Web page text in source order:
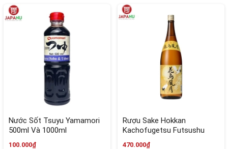
Nước Sốt Tsuyu Yamamori
500ml Và 1000ml
100.000₫
Rượu Sake Hokkan
Kachofugetsu Futsushu
1800ml Nhật Bản
470.000₫